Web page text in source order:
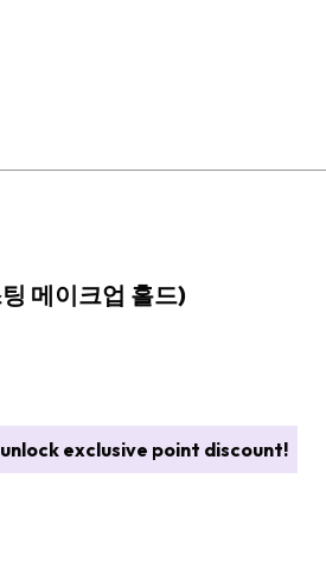
메이크업 홀드)
exclusive point discount!